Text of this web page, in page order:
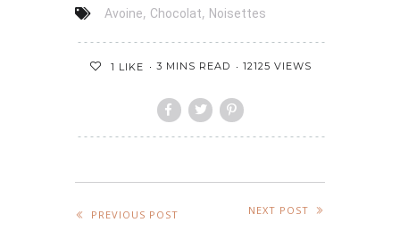
Avoine, Chocolat, Noisettes
1 LIKE 3 MINS READ 12125 VIEWS
PREVIOUS POST NEXT POST